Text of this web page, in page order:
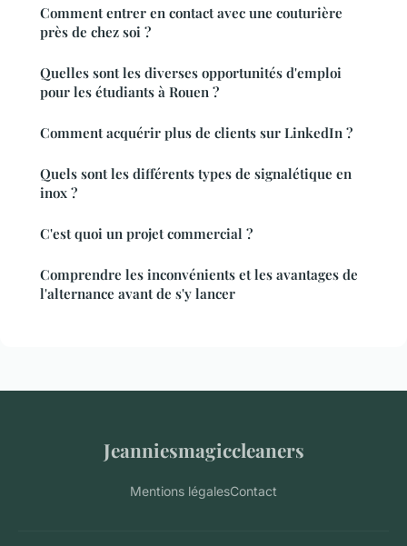
Comment entrer en contact avec une couturière
près de chez soi ?
Quelles sont les diverses opportunités d'emploi
pour les étudiants à Rouen ?
Comment acquérir plus de clients sur LinkedIn ?
Quels sont les différents types de signalétique en
inox ?
C'est quoi un projet commercial ?
Comprendre les inconvénients et les avantages de
l'alternance avant de s'y lancer
Jeanniesmagiccleaners
Mentions légalesContact